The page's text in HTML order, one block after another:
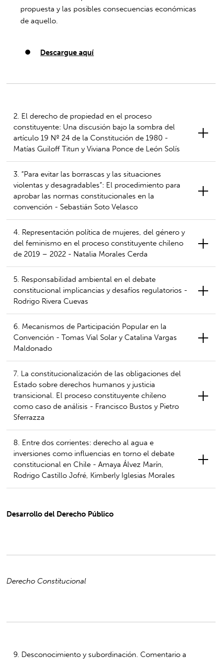
propuesta y las posibles consecuencias económicas
de aquello.
Descargue aquí
2. El derecho de propiedad en el proceso
constituyente: Una discusión bajo la sombra del
artículo 19 Nº 24 de la Constitución de 1980 -
Matías Guiloff Titun y Viviana Ponce de León Solís
3. “Para evitar las borrascas y las situaciones
violentas y desagradables”: El procedimiento para
aprobar las normas constitucionales en la
convención - Sebastián Soto Velasco
4. Representación política de mujeres, del género y
del feminismo en el proceso constituyente chileno
de 2019 – 2022 - Natalia Morales Cerda
5. Responsabilidad ambiental en el debate
constitucional implicancias y desafíos regulatorios -
Rodrigo Rivera Cuevas
6. Mecanismos de Participación Popular en la
Convención - Tomas Vial Solar y Catalina Vargas
Maldonado
7. La constitucionalización de las obligaciones del
Estado sobre derechos humanos y justicia
transicional. El proceso constituyente chileno
como caso de análisis - Francisco Bustos y Pietro
Sferrazza
8. Entre dos corrientes: derecho al agua e
inversiones como influencias en torno el debate
constitucional en Chile - Amaya Álvez Marín,
Rodrigo Castillo Jofré, Kimberly Iglesias Morales
Desarrollo del Derecho Público
Derecho Constitucional
9. Desconocimiento y subordinación. Comentario a